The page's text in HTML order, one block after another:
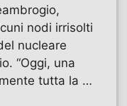
nodi irrisolti
nucleare
“Oggi, una
tutta la …